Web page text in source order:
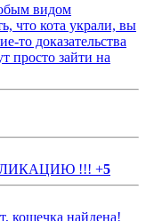
видом
что кота украли, вы
то доказательства
просто зайти на
!!! +5
кошечка найдена!